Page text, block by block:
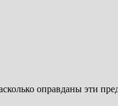
оправданы эти